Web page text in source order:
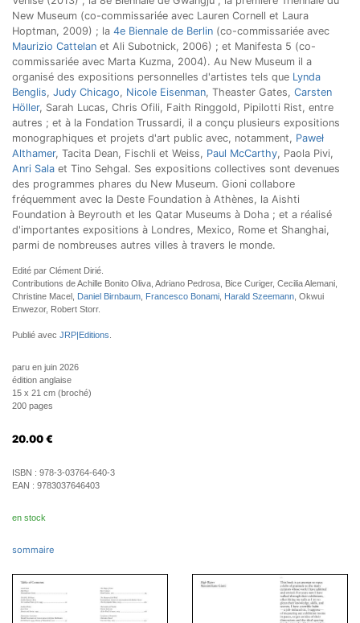
New Museum (co-commissariée avec Lauren Cornell et Laura
Hoptman, 2009) ; la 4e Biennale de Berlin (co-commissariée avec
Maurizio Cattelan et Ali Subotnick, 2006) ; et Manifesta 5 (co-
commissariée avec Marta Kuzma, 2004). Au New Museum il a
organisé des expositions personnelles d'artistes tels que Lynda
Benglis, Judy Chicago, Nicole Eisenman, Theaster Gates, Carsten
Höller, Sarah Lucas, Chris Ofili, Faith Ringgold, Pipilotti Rist, entre
autres ; et à la Fondation Trussardi, il a conçu plusieurs expositions
monographiques et projets d'art public avec, notamment, Paweł
Althamer, Tacita Dean, Fischli et Weiss, Paul McCarthy, Paola Pivi,
Anri Sala et Tino Sehgal. Ses expositions collectives sont devenues
des programmes phares du New Museum. Gioni collabore
fréquemment avec la Deste Foundation à Athènes, la Aishti
Foundation à Beyrouth et les Qatar Museums à Doha ; et a réalisé
d'importantes expositions à Londres, Mexico, Rome et Shanghai,
parmi de nombreuses autres villes à travers le monde.
Edité par Clément Dirié.
Contributions de Achille Bonito Oliva, Adriano Pedrosa, Bice Curiger, Cecilia Alemani,
Christine Macel, Daniel Birnbaum Francesco Bonami Harald Szeemann , Okwui
Enwezor, Robert Storr.
Publié avec JRP|Editions
paru en juin 2026
édition anglaise
15 x 21 cm (broché)
200 pages
20.00 €
ISBN : 978-3-03764-640-3
EAN : 9783037646403
en stock
sommaire